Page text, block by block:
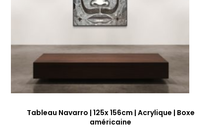
Tableau Navarro | 125x 156cm | Acrylique | Boxe
américaine